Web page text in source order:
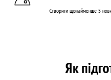
Створити щонайменше 5
Як